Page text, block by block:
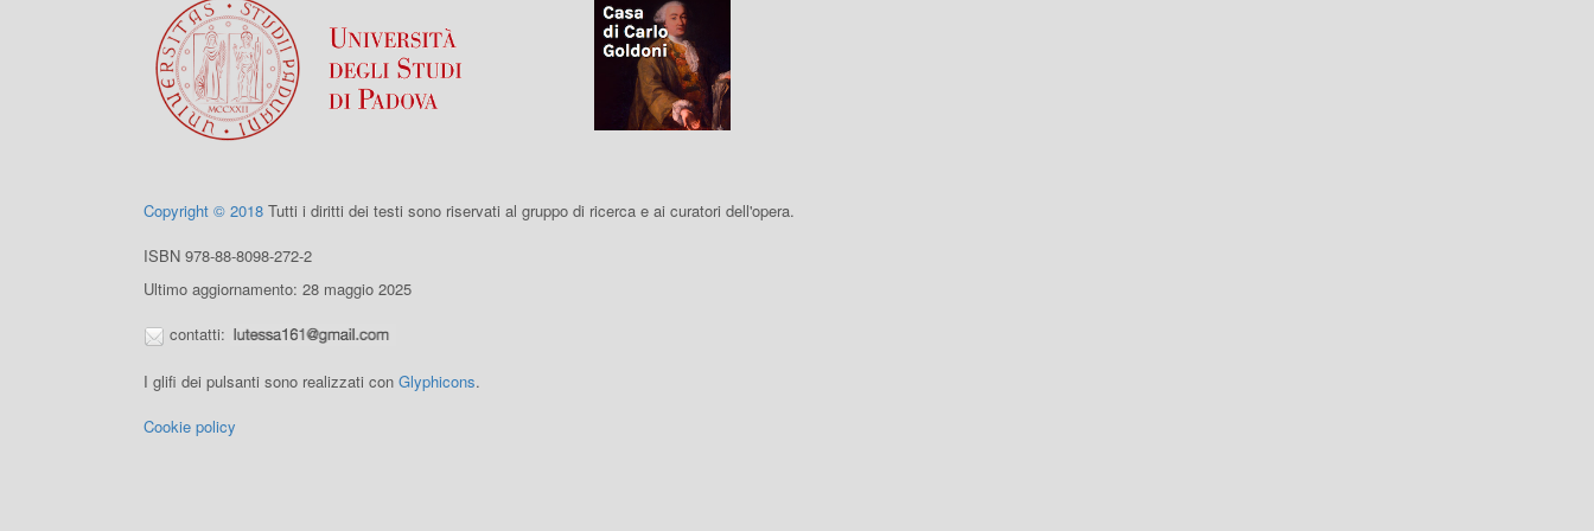
Copyright © 2018 Tutti i diritti dei testi sono riservati al gruppo di ricerca e ai curatori dell'opera.
ISBN 978-88-8098-272-2
Ultimo aggiornamento: 28 maggio 2025
contatti:
I glifi dei pulsanti sono realizzati con Glyphicons.
Cookie policy